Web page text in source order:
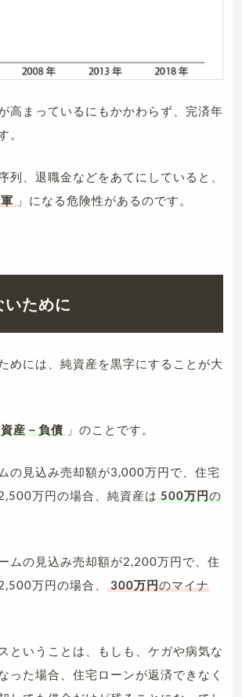
高まっているにもかかわらず、完済年
。
列、退職金などをあてにしていると、
」になる危険性があるのです。
ために
めには、純資産を黒字にすることが大
資産－負債 」のことです。
の見込み売却額が3,000万円で、住宅
万円の場合、純資産は 500万円の
ムの見込み売却額が2,200万円で、住
万円の場合、
300万円のマイナ
ということは、もしも、ケガや病気な
った場合、住宅ローンが返済できなく